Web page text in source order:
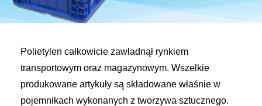
Polietylen całkowicie zawładnął rynkiem
transportowym oraz magazynowym. Wszelkie
produkowane artykuły są składowane właśnie w
pojemnikach wykonanych z tworzywa sztucznego.